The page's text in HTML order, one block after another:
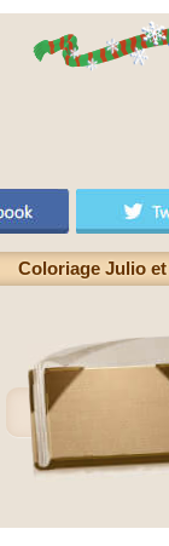
Coloriage Julio